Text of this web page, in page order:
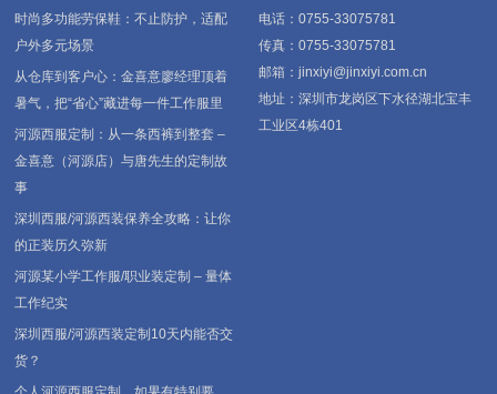
时尚多功能劳保鞋：不止防护，适配
户外多元场景
从仓库到客户心：金喜意廖经理顶着
暑气，把“省心”藏进每一件工作服里
河源西服定制：从一条西裤到整套 –
金喜意（河源店）与唐先生的定制故
事
深圳西服/河源西装保养全攻略：让你
的正装历久弥新
河源某小学工作服/职业装定制 – 量体
工作纪实
深圳西服/河源西装定制10天内能否交
货？
电话：0755-33075781
传真：0755-33075781
邮箱：jinxiyi@jinxiyi.com.cn
地址：深圳市龙岗区下水径湖北宝丰
工业区4栋401